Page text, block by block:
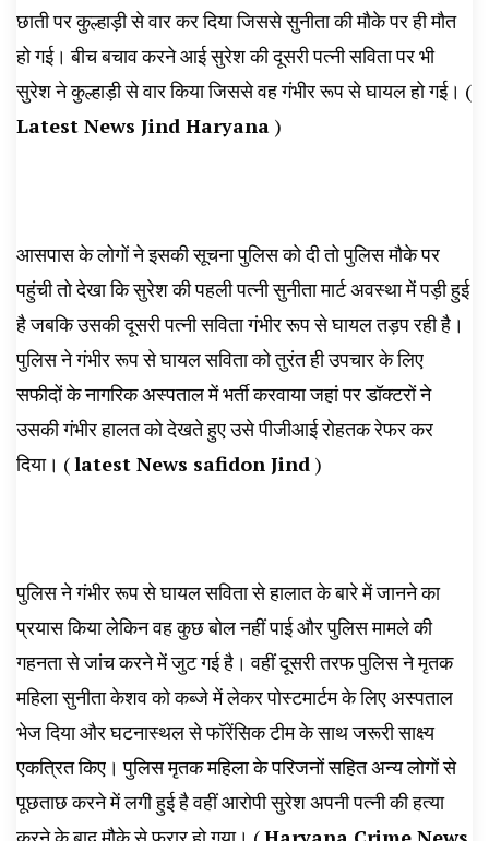
छाती पर कुल्हाड़ी से वार कर दिया जिससे सुनीता की मौके पर ही मौत
हो गई। बीच बचाव करने आई सुरेश की दूसरी पत्नी सविता पर भी
सुरेश ने कुल्हाड़ी से वार किया जिससे वह गंभीर रूप से घायल हो गई। (
Latest News Jind Haryana )
आसपास के लोगों ने इसकी सूचना पुलिस को दी तो पुलिस मौके पर
पहुंची तो देखा कि सुरेश की पहली पत्नी सुनीता मार्ट अवस्था में पड़ी हुई
है जबकि उसकी दूसरी पत्नी सविता गंभीर रूप से घायल तड़प रही है।
पुलिस ने गंभीर रूप से घायल सविता को तुरंत ही उपचार के लिए
सफीदों के नागरिक अस्पताल में भर्ती करवाया जहां पर डॉक्टरों ने
उसकी गंभीर हालत को देखते हुए उसे पीजीआई रोहतक रेफर कर
दिया। ‌(latest News safidon Jind )
पुलिस ने गंभीर रूप से घायल सविता से हालात के बारे में जानने का
प्रयास किया लेकिन वह कुछ बोल नहीं पाई और पुलिस मामले की
गहनता से जांच करने में जुट गई है। वहीं दूसरी तरफ पुलिस ने मृतक
महिला सुनीता केशव को कब्जे में लेकर पोस्टमार्टम के लिए अस्पताल
भेज दिया और घटनास्थल से फॉरेंसिक टीम के साथ जरूरी साक्ष्य
एकत्रित किए। पुलिस मृतक महिला के परिजनों सहित अन्य लोगों से
पूछताछ करने में लगी हुई है वहीं आरोपी सुरेश अपनी पत्नी की हत्या